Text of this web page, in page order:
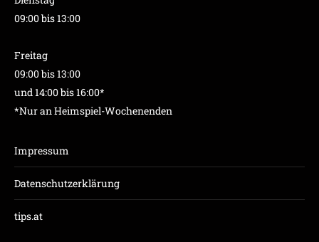
09:00 bis 13:00
Freitag
09:00 bis 13:00
und 14:00 bis 16:00*
*Nur an Heimspiel-Wochenenden
Impressum
Datenschutzerklärung
tips.at